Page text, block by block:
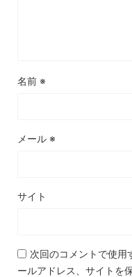
名前 ※
メール ※
サイト
次回のコメントで使用
ールアドレス、サイトを